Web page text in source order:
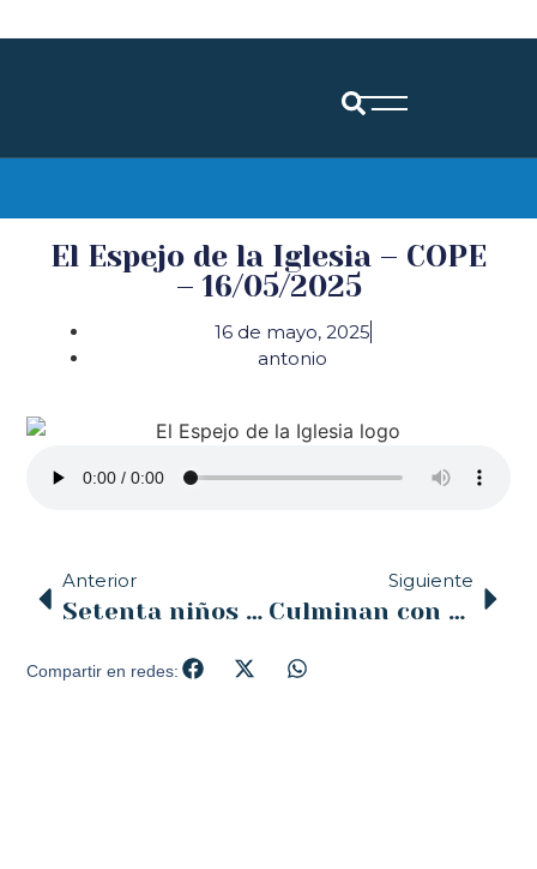
El Espejo de la Iglesia – COPE
– 16/05/2025
16 de mayo, 2025
antonio
Anterior
Setenta niños y jóvenes se reúnen en un nuevo encuentro de Gente CE y Proyecto Samuel
Siguiente
Culminan con éxito las jornadas de formación para el profesorado de Religión Católica en Cantabria
Compartir en redes: